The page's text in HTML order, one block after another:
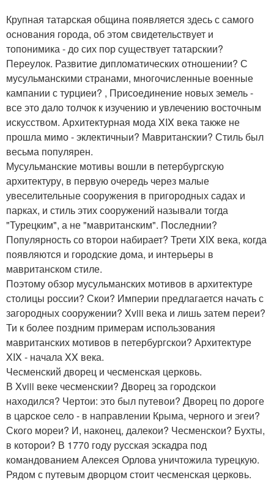
Крупная татарская община появляется здесь с самого
основания города, об этом свидетельствует и
топонимика - до сих пор существует татарскии?
Переулок. Развитие дипломатических отношении? С
мусульманскими странами, многочисленные военные
кампании с турциеи? , Присоединение новых земель -
все это дало толчок к изучению и увлечению восточным
искусством. Архитектурная мода XIX века также не
прошла мимо - эклектичныи? Мавританскии? Стиль был
весьма популярен.
Мусульманские мотивы вошли в петербургскую
архитектуру, в первую очередь через малые
увеселительные сооружения в пригородных садах и
парках, и стиль этих сооружений называли тогда
"Турецким", а не "мавританским". Последнии?
Популярность со второи набирает? Трети XIX века, когда
появляются и городские дома, и интерьеры в
мавританском стиле.
Поэтому обзор мусульманских мотивов в архитектуре
столицы россии? Скои? Империи предлагается начать с
загородных сооружении? Xviii века и лишь затем переи?
Ти к более поздним примерам использования
мавританских мотивов в петербургскои? Архитектуре
XIX - начала XX века.
Чесменский дворец и чесменская церковь.
В Xviii веке чесменскии? Дворец за городскои
находился? Чертои: это был путевои? Дворец по дороге
в царское село - в направлении Крыма, черного и эгеи?
Ского мореи? И, наконец, далекои? Чесменскои? Бухты,
в которои? В 1770 году русская эскадра под
командованием Алексея Орлова уничтожила турецкую.
Рядом с путевым дворцом стоит чесменская церковь.